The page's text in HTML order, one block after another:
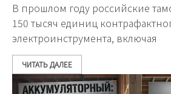
В прошлом году российские
150 тысяч единиц
электроинструмента, включая
ЧИТАТЬ ДАЛЕЕ